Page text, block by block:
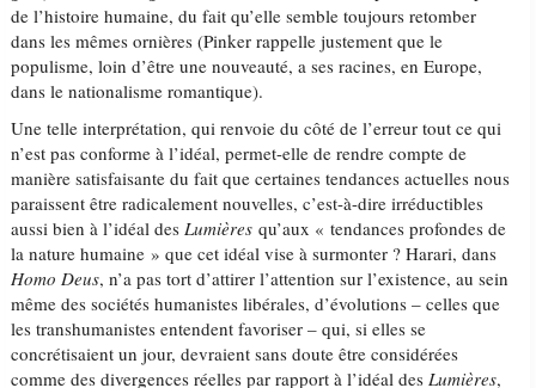
de l’histoire humaine, du fait qu’elle semble toujours retomber
dans les mêmes ornières (Pinker rappelle justement que le
populisme, loin d’être une nouveauté, a ses racines, en Europe,
dans le nationalisme romantique).
Une telle interprétation, qui renvoie du côté de l’erreur tout ce qui
n’est pas conforme à l’idéal, permet-elle de rendre compte de
manière satisfaisante du fait que certaines tendances actuelles nous
paraissent être radicalement nouvelles, c’est-à-dire irréductibles
aussi bien à l’idéal desLumières qu’aux « tendances profondes de
la nature humaine » que cet idéal vise à surmonter ? Harari, dans
Homo Deus, n’a pas tort d’attirer l’attention sur l’existence, au sein
même des sociétés humanistes libérales, d’évolutions – celles que
les transhumanistes entendent favoriser – qui, si elles se
concrétisaient un jour, devraient sans doute être considérées
comme des divergences réelles par rapport à l’idéal desLumières,